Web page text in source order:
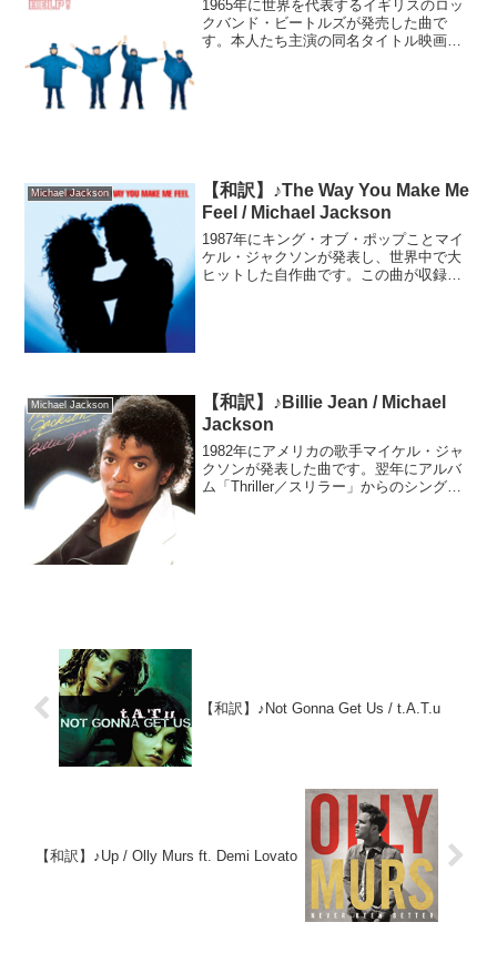
1965年に世界を代表するイギリスのロッ
クバンド・ビートルズが発売した曲で
す。本人たち主演の同名タイトル映画
Michael Jackson
【和訳】♪The Way You Make Me
Feel / Michael Jackson
1987年にキング・オブ・ポップことマイ
ケル・ジャクソンが発表し、世界中で大
ヒットした自作曲です。この曲が収録さ
Michael Jackson
【和訳】♪Billie Jean / Michael
Jackson
1982年にアメリカの歌手マイケル・ジャ
クソンが発表した曲です。翌年にアルバ
ム「Thriller／スリラー」からのシングル
【和訳】♪Not Gonna Get Us / t.A.T.u
【和訳】♪Up / Olly Murs ft. Demi Lovato